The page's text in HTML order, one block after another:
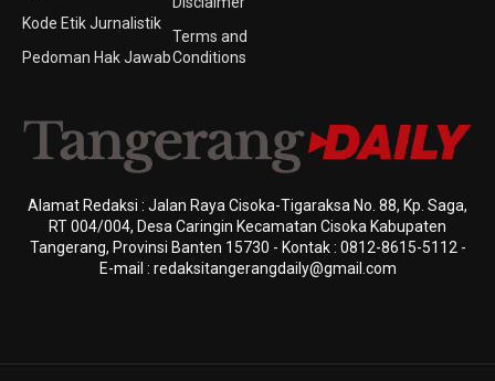
Kode Etik Jurnalistik
Pedoman Hak Jawab
Terms and
Conditions
Alamat Redaksi : Jalan Raya Cisoka-Tigaraksa No. 88, Kp. Saga,
RT 004/004, Desa Caringin Kecamatan Cisoka Kabupaten
Tangerang, Provinsi Banten 15730 - Kontak : 0812-8615-5112 -
E-mail : redaksitangerangdaily@gmail.com